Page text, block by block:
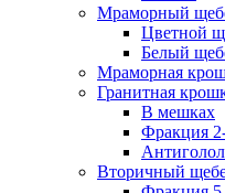
Мраморный
Цветной
Белый
Мраморная
Гранитная
В мешках
Фракция
Вторичный